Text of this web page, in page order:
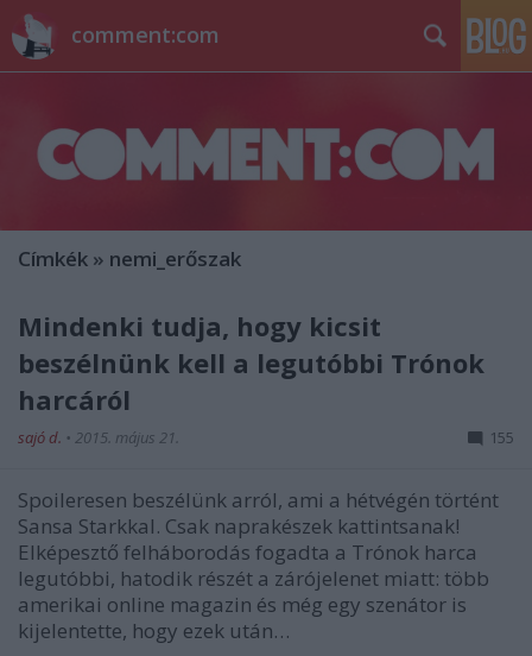
comment:com
Címkék » nemi_erőszak
Mindenki tudja, hogy kicsit
beszélnünk kell a legutóbbi Trónok
harcáról
sajó d. • 2015. május 21. 155
Spoileresen beszélünk arról, ami a hétvégén történt
Sansa Starkkal. Csak naprakészek kattintsanak!
Elképesztő felháborodás fogadta a Trónok harca
legutóbbi, hatodik részét a zárójelenet miatt: több
amerikai online magazin és még egy szenátor is
kijelentette, hogy ezek után…